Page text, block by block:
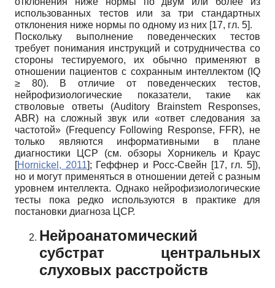
использованных тестов или за три стандартных
отклонения ниже нормы по одному из них [17, гл. 5].
Поскольку выполнение поведенческих тестов
требует понимания инструкций и сотрудничества со
стороны тестируемого, их обычно применяют в
отношении пациентов с сохранным интеллектом (IQ
≥ 80). В отличие от поведенческих тестов,
нейрофизиологические показатели, такие как
стволовые ответы (Auditory Brainstem Responses,
ABR) на сложный звук или «ответ следования за
частотой» (Frequency Following Response, FFR), не
только являются информативными в плане
диагностики ЦСР (см. обзоры Хорникель и Краус
[Hornickel, 2011]; Геффнер и Росс-Свейн [17, гл. 5]),
но и могут применяться в отношении детей с разным
уровнем интеллекта. Однако нейрофизиологические
тесты пока редко используются в практике для
постановки диагноза ЦСР.
Нейроанатомический
субстрат центральных
слуховых расстройств